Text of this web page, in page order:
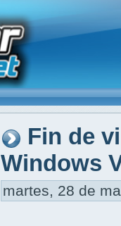
Fin de
Windows
martes, 28 de